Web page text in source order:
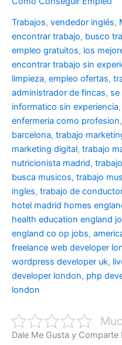
Trabajos, vendedor inglés,
encontrar trabajo, busco
empleo gratuitos, los
encontrar trabajo sin
limpieza, empleo ofertas,
administrador de fincas,
informatico sin experiencia,
enfermeria como profesion,
barcelona, trabajo
marketing digital, trabajo
nutricionista madrid,
busca musicos, trabajo
ingles, trabajo de
hotel madrid homes
health education england
england co op jobs,
freelance web developer
wordpress developer uk,
developer london, php
london
Dale Me Gusta y